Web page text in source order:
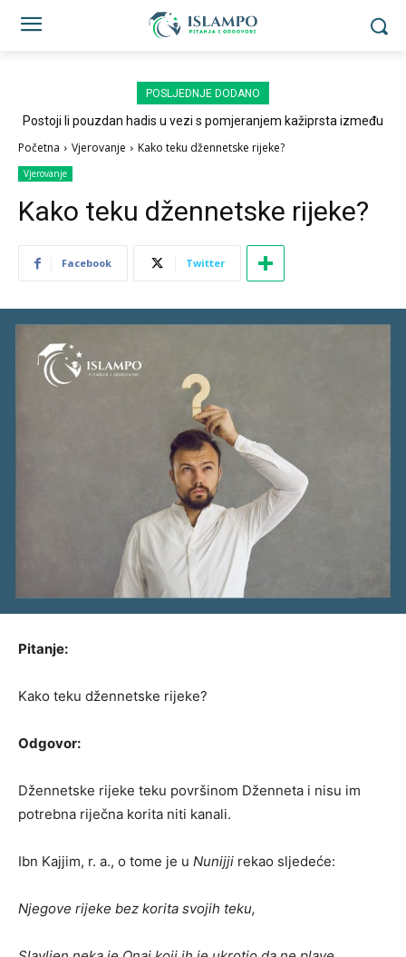
POSLJEDNJE DODANO
Postoji li pouzdan hadis u vezi s pomjeranjem kažiprsta između
Početna Vjerovanje Kako teku džennetske rijeke?
Vjerovanje
Kako teku džennetske rijeke?
Facebook Twitter
Pitanje:
Kako teku džennetske rijeke?
Odgovor:
Džennetske rijeke teku površinom Dženneta i nisu im
potrebna riječna korita niti kanali.
Ibn Kajjim, r. a., o tome je u Nunijji rekao sljedeće:
Njegove rijeke bez korita svojih teku,